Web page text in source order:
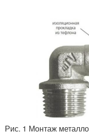
Рис. 1 Монтаж